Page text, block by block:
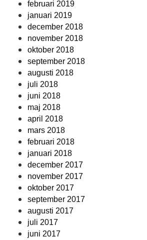
februari 2019
januari 2019
december 2018
november 2018
oktober 2018
september 2018
augusti 2018
juli 2018
juni 2018
maj 2018
april 2018
mars 2018
februari 2018
januari 2018
december 2017
november 2017
oktober 2017
september 2017
augusti 2017
juli 2017
juni 2017